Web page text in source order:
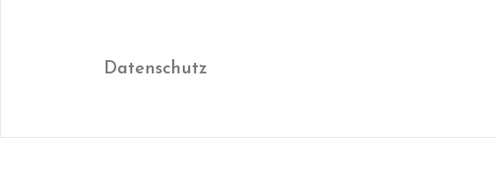
Datenschutz